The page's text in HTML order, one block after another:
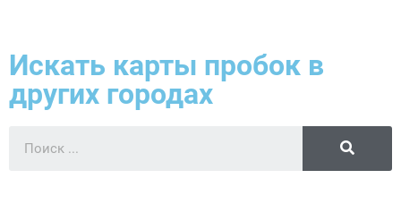
Искать карты пробок в
других городах